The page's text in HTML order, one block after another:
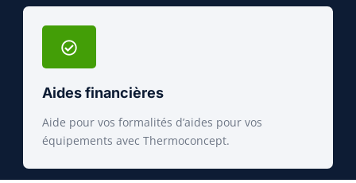
Aides financières
Aide pour vos formalités d’aides pour vos
équipements avec Thermoconcept.